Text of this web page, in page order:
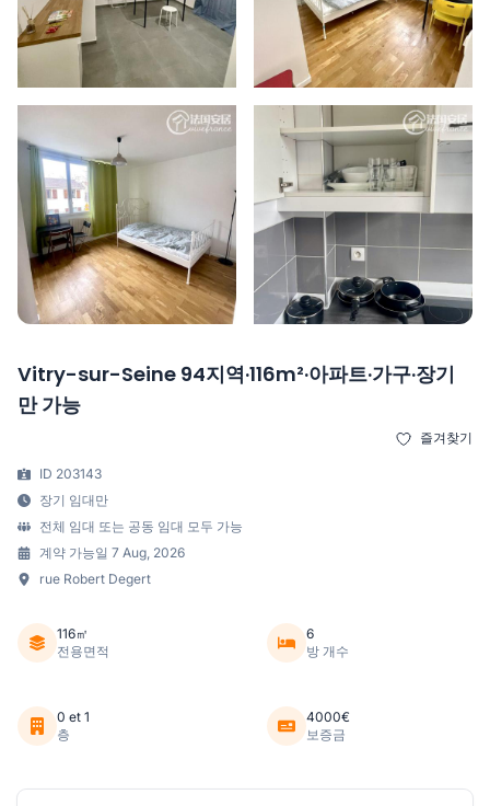
Vitry-sur-Seine 94지역·116m²·아파트·가구·장기
만 가능
즐겨찾기
ID 203143
장기 임대만
전체 임대 또는 공동 임대 모두 가능
계약 가능일 7 Aug, 2026
rue Robert Degert
116㎡
전용면적
6
방 개수
0 et 1
층
4000€
보증금